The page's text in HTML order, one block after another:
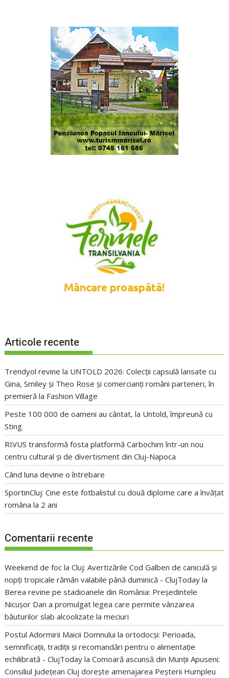
Articole recente
Trendyol revine la UNTOLD 2026: Colecții capsulă lansate cu
Gina, Smiley și Theo Rose și comercianți români parteneri, în
premieră la Fashion Village
Peste 100 000 de oameni au cântat, la Untold, împreună cu
Sting
RIVUS transformă fosta platformă Carbochim într-un nou
centru cultural și de divertisment din Cluj-Napoca
Când luna devine o întrebare
SportinCluj: Cine este fotbalistul cu două diplome care a învățat
româna la 2 ani
Comentarii recente
Weekend de foc la Cluj: Avertizările Cod Galben de caniculă și
nopți tropicale rămân valabile până duminică - ClujToday la
Berea revine pe stadioanele din România: Președintele
Nicușor Dan a promulgat legea care permite vânzarea
băuturilor slab alcoolizate la meciuri
Postul Adormirii Maicii Domnului la ortodocși: Perioada,
semnificații, tradiții și recomandări pentru o alimentație
echilibrată - ClujToday laComoară ascunsă din Munții Apuseni:
Consiliul Județean Cluj dorește amenajarea Peșterii Humpleu